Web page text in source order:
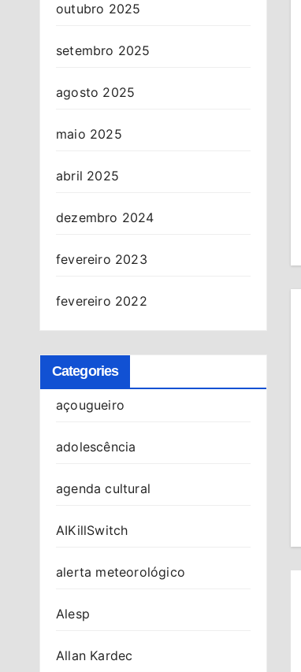
outubro 2025
setembro 2025
agosto 2025
maio 2025
abril 2025
dezembro 2024
fevereiro 2023
fevereiro 2022
Categories
açougueiro
adolescência
agenda cultural
AIKillSwitch
alerta meteorológico
Alesp
Allan Kardec